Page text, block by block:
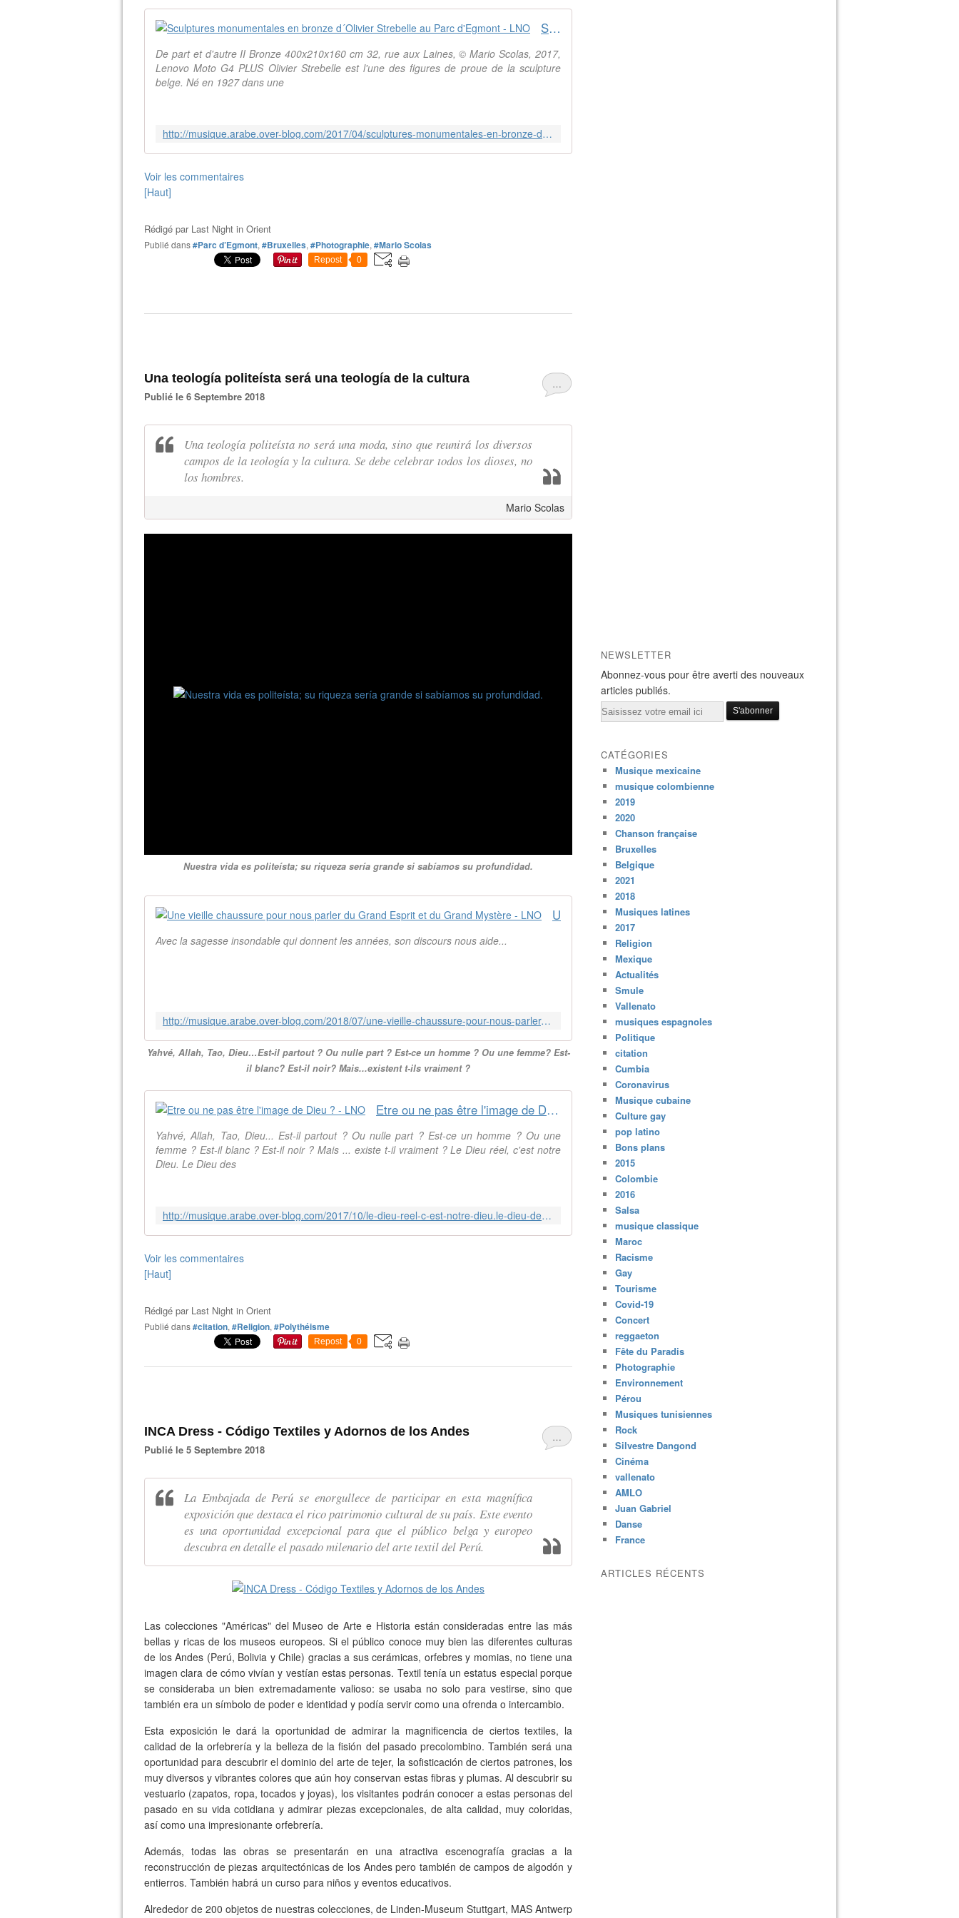
Sculptures monumentales en bronze d´Olivier Strebelle au Parc d'Egmont - LNO
De part et d'autre II Bronze 400x210x160 cm 32, rue aux Laines, © Mario Scolas, 2017,
Lenovo Moto G4 PLUS Olivier Strebelle est l'une des figures de proue de la sculpture
belge. Né en 1927 dans une
http://musique.arabe.over-blog.com/2017/04/sculptures-monumentales-en-bronze-d-olivier-strebelle-au-parc-d-egmont.html
Voir les commentaires
[Haut]
Rédigé par Last Night in Orient
Publié dans#Parc d’Egmont, #Bruxelles, #Photographie, #Mario Scolas
Repost 0
…
Una teología politeísta será una teología de la cultura
Publié le 6 Septembre 2018
Una teología politeísta no será una moda, sino que reunirá los diversos
campos de la teología y la cultura. Se debe celebrar todos los dioses, no
los hombres.
Mario Scolas
Nuestra vida es politeísta; su riqueza sería grande si sabíamos su profundidad.
Avec la sagesse insondable qui donnent les années, son discours nous aide...
http://musique.arabe.over-blog.com/2018/07/une-vieille-chaussure-pour-nous-parler-du-grand-esprit-et-du-grand-mystere.html
Yahvé, Allah, Tao, Dieu…Est-il partout ? Ou nulle part ? Est-ce un homme ? Ou une femme? Est-
il blanc? Est-il noir? Mais...existent t-ils vraiment ?
Etre ou ne pas être l'image de Dieu ? - LNO
Yahvé, Allah, Tao, Dieu... Est-il partout ? Ou nulle part ? Est-ce un homme ? Ou une
femme ? Est-il blanc ? Est-il noir ? Mais ... existe t-il vraiment ? Le Dieu réel, c'est notre
Dieu. Le Dieu des
http://musique.arabe.over-blog.com/2017/10/le-dieu-reel-c-est-notre-dieu.le-dieu-des-autres-est-un-dieu-doctrinal.html
Voir les commentaires
[Haut]
Rédigé par Last Night in Orient
Publié dans#citation, #Religion, #Polythéisme
Repost 0
…
INCA Dress - Código Textiles y Adornos de los Andes
Publié le 5 Septembre 2018
La Embajada de Perú se enorgullece de participar en esta magnífica
exposición que destaca el rico patrimonio cultural de su país. Este evento
es una oportunidad excepcional para que el público belga y europeo
descubra en detalle el pasado milenario del arte textil del Perú.
Las colecciones "Américas" del Museo de Arte e Historia están consideradas entre las más
bellas y ricas de los museos europeos. Si el público conoce muy bien las diferentes culturas
de los Andes (Perú, Bolivia y Chile) gracias a sus cerámicas, orfebres y momias, no tiene una
imagen clara de cómo vivían y vestían estas personas. Textil tenía un estatus especial porque
se consideraba un bien extremadamente valioso: se usaba no solo para vestirse, sino que
también era un símbolo de poder e identidad y podía servir como una ofrenda o intercambio.
Esta exposición le dará la oportunidad de admirar la magnificencia de ciertos textiles, la
calidad de la orfebrería y la belleza de la fisión del pasado precolombino. También será una
oportunidad para descubrir el dominio del arte de tejer, la sofisticación de ciertos patrones, los
muy diversos y vibrantes colores que aún hoy conservan estas fibras y plumas. Al descubrir su
vestuario (zapatos, ropa, tocados y joyas), los visitantes podrán conocer a estas personas del
pasado en su vida cotidiana y admirar piezas excepcionales, de alta calidad, muy coloridas,
así como una impresionante orfebrería.
Además, todas las obras se presentarán en una atractiva escenografía gracias a la
reconstrucción de piezas arquitectónicas de los Andes pero también de campos de algodón y
entierros. También habrá un curso para niños y eventos educativos.
Alrededor de 200 objetos de nuestras colecciones, de Linden-Museum Stuttgart, MAS Antwerp
NEWSLETTER
Abonnez-vous pour être averti des nouveaux
articles publiés.
Email
CATÉGORIES
Musique mexicaine
musique colombienne
2019
2020
Chanson française
Bruxelles
Belgique
2021
2018
Musiques latines
2017
Religion
Mexique
Actualités
Smule
Vallenato
musiques espagnoles
Politique
citation
Cumbia
Coronavirus
Musique cubaine
Culture gay
pop latino
Bons plans
2015
Colombie
2016
Salsa
musique classique
Maroc
Racisme
Gay
Tourisme
Covid-19
Concert
reggaeton
Fête du Paradis
Photographie
Environnement
Pérou
Musiques tunisiennes
Rock
Silvestre Dangond
Cinéma
vallenato
AMLO
Juan Gabriel
Danse
France
ARTICLES RÉCENTS